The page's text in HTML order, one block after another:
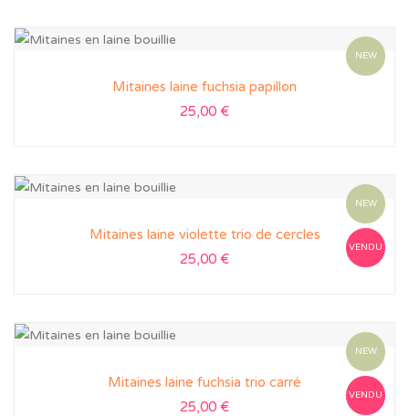
NEW
Mitaines laine fuchsia papillon
25,00 €
NEW
VENDU
Mitaines laine violette trio de cercles
25,00 €
NEW
VENDU
Mitaines laine fuchsia trio carré
25,00 €